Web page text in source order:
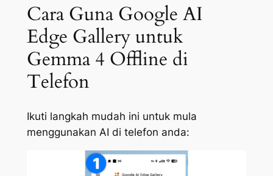
Cara Guna Google AI
Edge Gallery untuk
Gemma 4 Offline di
Telefon
Ikuti langkah mudah ini untuk mula
menggunakan AI di telefon anda: